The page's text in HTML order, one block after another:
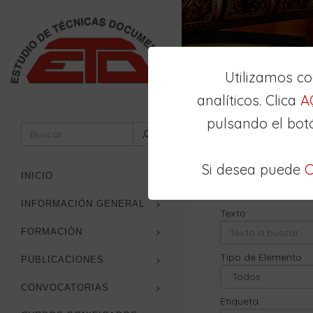
Utilizamos
analíticos. Clica
pulsando el
Si desea puede
INICIO
INFORMACIÓN GENERAL
FORMACIÓN
PUBLICACIONES
CONVOCATORIAS
Búsqueda
Texto
Tipo de Elemento
Etiqueta